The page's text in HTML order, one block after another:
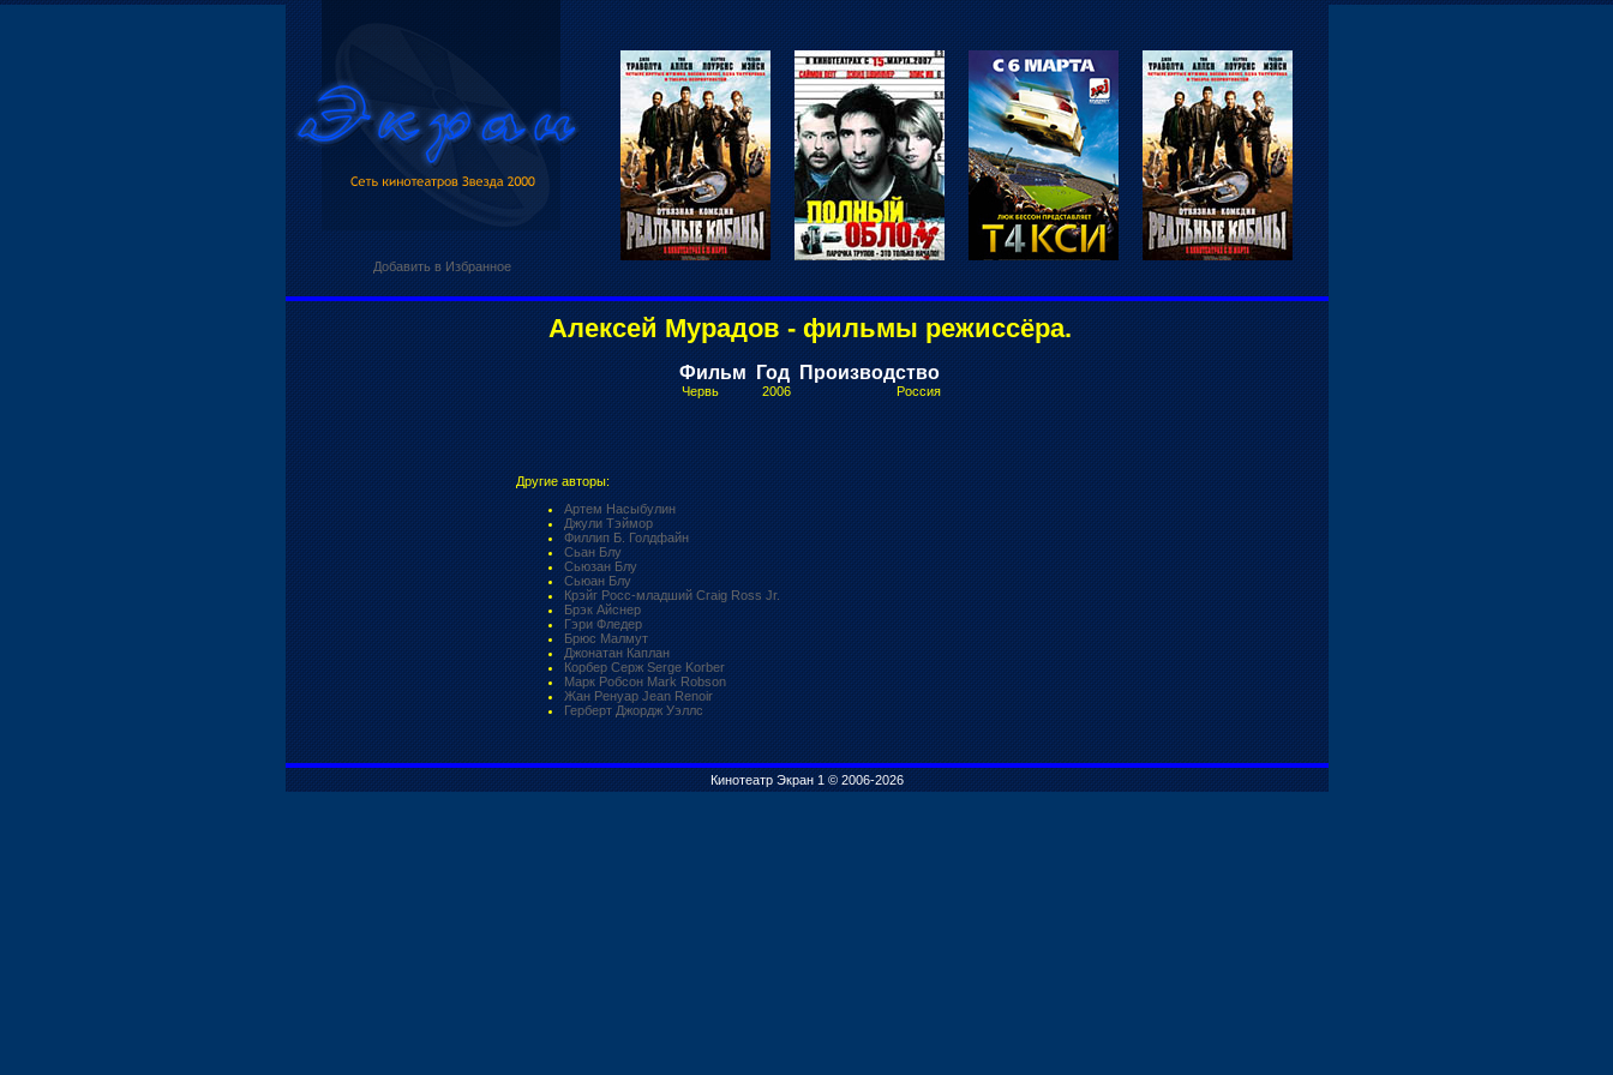
Добавить в Избранное
Алексей Мурадов - фильмы режиссёра.
Фильм Год Производство
Червь 2006 Россия
Другие авторы:
Артем Насыбулин
Джули Тэймор
Филлип Б. Голдфайн
Сьан Блу
Сьюзан Блу
Сьюан Блу
Крэйг Росс-младший Craig Ross Jr.
Брэк Айснер
Гэри Фледер
Брюс Малмут
Джонатан Каплан
Корбер Серж Serge Korber
Марк Робсон Mark Robson
Жан Ренуар Jean Renoir
Герберт Джордж Уэллс
Кинотеатр Экран 1 © 2006-2026